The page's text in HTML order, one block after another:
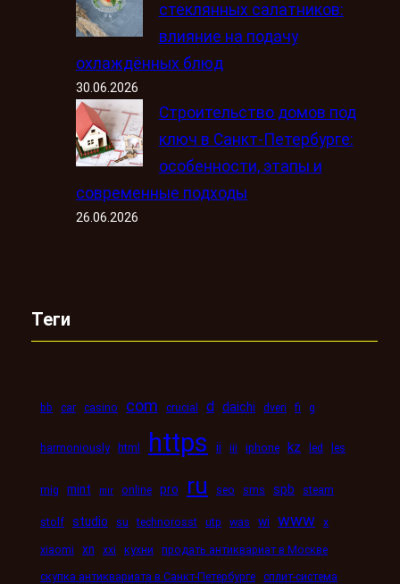
стеклянных салатников:
влияние на подачу
охлаждённых блюд
30.06.2026
Строительство домов под
ключ в Санкт-Петербурге:
особенности, этапы и
современные подходы
26.06.2026
Теги
bb car casino com crucial d daichi dveri fi g
harmoniously html https ii iii iphone kz led les
mig mint mir online pro ru seo sms spb steam
stolf studio su technorosst utp was wi www x
xiaomi xn xxi кухни
продать антиквариат в Москве
скупка антиквариата в Санкт-Петербурге сплит-система